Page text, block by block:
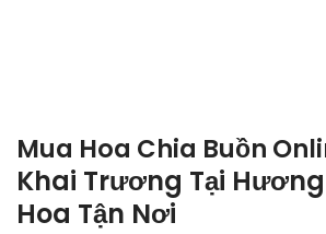
Mua Hoa Chia Buồn
Khai Trương Tại
Hoa Tận Nơi